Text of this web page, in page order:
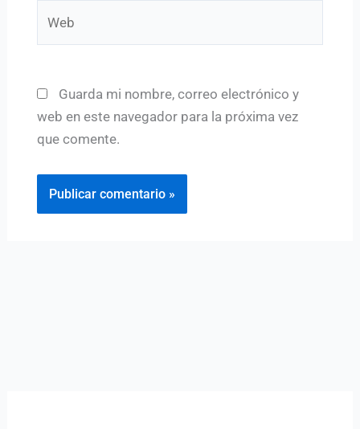
Guarda mi nombre, correo electrónico y
web en este navegador para la próxima vez
que comente.